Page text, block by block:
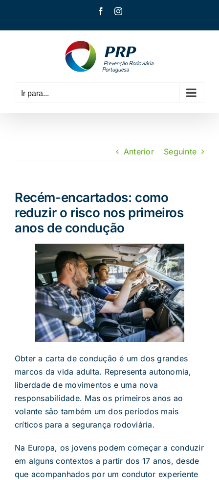
content
FacebookInstagram
Ir para...
Anterior Seguinte
Recém-encartados: como
reduzir o risco nos primeiros
anos de condução
Obter a carta de condução é um dos grandes
marcos da vida adulta. Representa autonomia,
liberdade de movimentos e uma nova
responsabilidade. Mas os primeiros anos ao
volante são também um dos períodos mais
críticos para a segurança rodoviária.
Na Europa, os jovens podem começar a conduzir
em alguns contextos a partir dos 17 anos, desde
que acompanhados por um condutor experiente